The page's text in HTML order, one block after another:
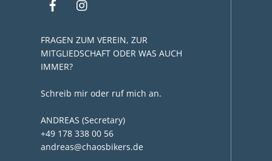
FRAGEN ZUM VEREIN, ZUR
MITGLIEDSCHAFT ODER WAS AUCH
IMMER?
Schreib mir oder ruf mich an.
ANDREAS (Secretary)
+49 178 338 00 56
andreas@chaosbikers.de